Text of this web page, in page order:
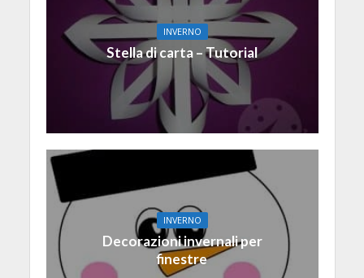
INVERNO
Stella di carta – Tutorial
INVERNO
Decorazioni invernali per
finestre